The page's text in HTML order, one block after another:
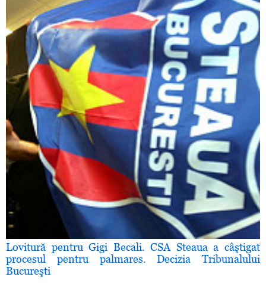
Lovitură pentru Gigi Becali. CSA Steaua a câştigat
procesul pentru palmares. Decizia Tribunalului
Bucureşti